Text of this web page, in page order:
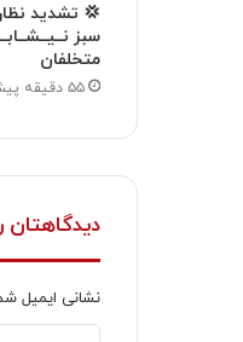
💢 تشدید
سبز
متخلفان
۵۵ دقیقه پیش
دیدگاهتان
نشانی ایمیل